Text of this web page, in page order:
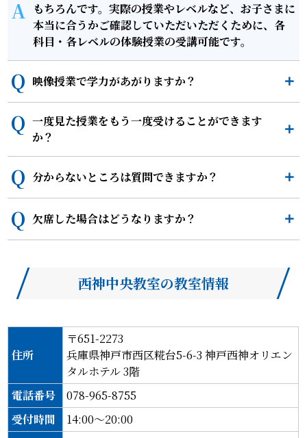
もちろんです。実際の授業やレベルなど、お子さまに
本当に合うかご確認していただいただくために、各
科目・各レベルの体験授業の受講可能です。
映像授業で学力があがりますか？
一度見た授業をもう一度受けることができます
か？
分からないところは質問できますか？
欠席した場合はどうなりますか？
西神中央教室の教室情報
住所
〒651-2273
兵庫県神戸市西区糀台5-6-3 神戸西神オリエン
タルホテル 3階
電話番号
078-965-8755
受付時間
14:00～20:00